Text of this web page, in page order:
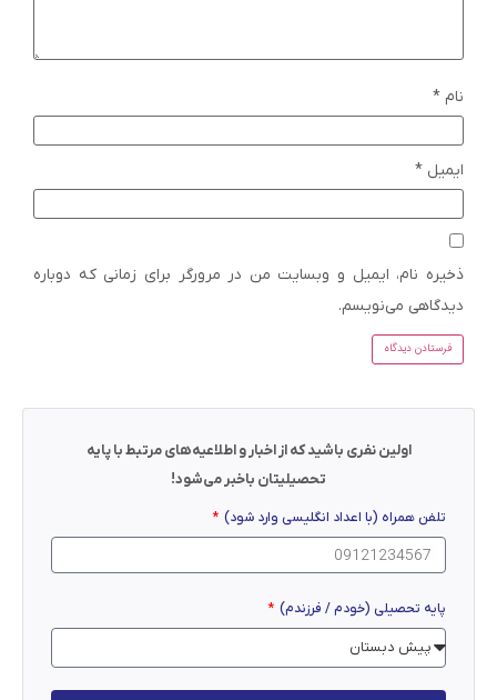
نام *
ایمیل *
ذخیره نام، ایمیل و وبسایت من در مرورگر برای زمانی که دوباره
دیدگاهی می‌نویسم.
اولین نفری باشید که از اخبار و اطلاعیه‌های مرتبط با پایه
تحصیلیتان باخبر می‌شود!
تلفن همراه (با اعداد انگلیسی وارد شود)
پایه تحصیلی (خودم / فرزندم)